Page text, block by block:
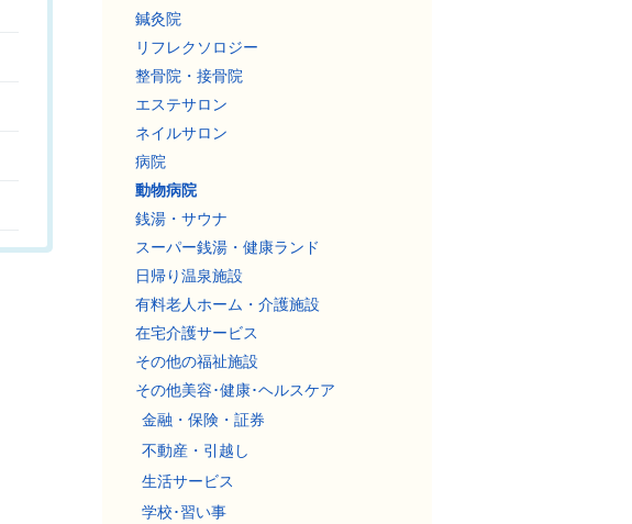
鍼灸院
リフレクソロジー
整骨院・接骨院
エステサロン
ネイルサロン
病院
動物病院
銭湯・サウナ
スーパー銭湯・健康ランド
日帰り温泉施設
有料老人ホーム・介護施設
在宅介護サービス
その他の福祉施設
その他美容･健康･ヘルスケア
金融・保険・証券
不動産・引越し
生活サービス
学校･習い事